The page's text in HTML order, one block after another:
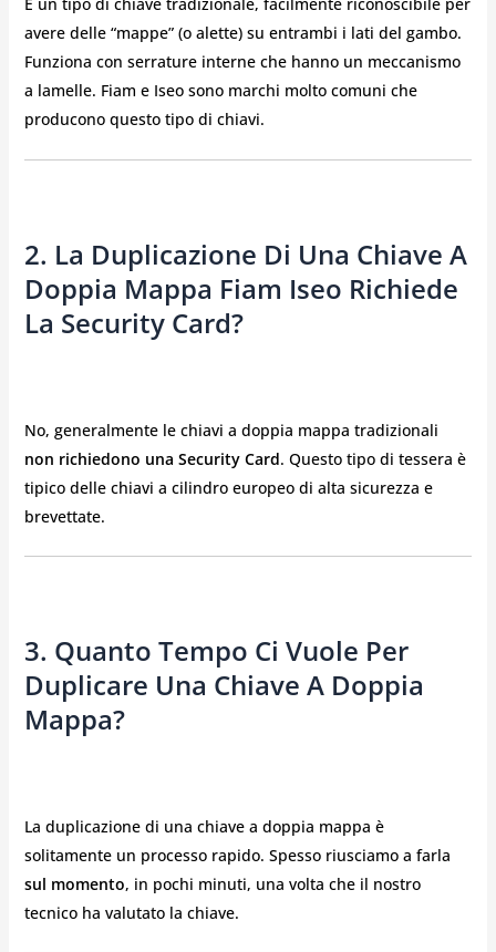
È un tipo di chiave tradizionale, facilmente riconoscibile per
avere delle “mappe” (o alette) su entrambi i lati del gambo.
Funziona con serrature interne che hanno un meccanismo
a lamelle. Fiam e Iseo sono marchi molto comuni che
producono questo tipo di chiavi.
2. La Duplicazione Di Una Chiave A
Doppia Mappa Fiam Iseo Richiede
La Security Card?
No, generalmente le chiavi a doppia mappa tradizionali
non richiedono una Security Card. Questo tipo di tessera è
tipico delle chiavi a cilindro europeo di alta sicurezza e
brevettate.
3. Quanto Tempo Ci Vuole Per
Duplicare Una Chiave A Doppia
Mappa?
La duplicazione di una chiave a doppia mappa è
solitamente un processo rapido. Spesso riusciamo a farla
sul momento, in pochi minuti, una volta che il nostro
tecnico ha valutato la chiave.